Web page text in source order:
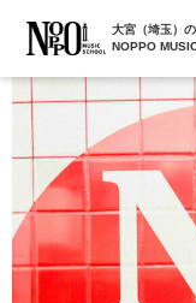
大宮（埼玉）
NOPPO